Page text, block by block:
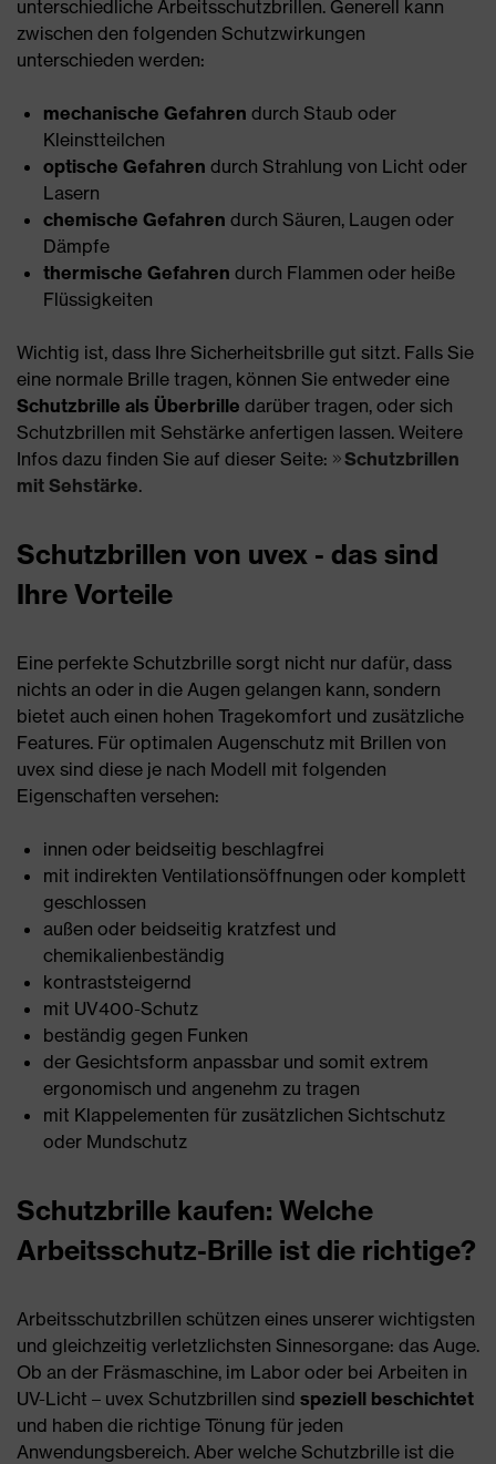
unterschiedliche Arbeitsschutzbrillen. Generell kann
zwischen den folgenden Schutzwirkungen
unterschieden werden:
mechanische Gefahren durch Staub oder
Kleinstteilchen
optische Gefahren durch Strahlung von Licht oder
Lasern
chemische Gefahren durch Säuren, Laugen oder
Dämpfe
thermische Gefahren durch Flammen oder heiße
Flüssigkeiten
Wichtig ist, dass Ihre Sicherheitsbrille gut sitzt. Falls Sie
eine normale Brille tragen, können Sie entweder eine
Schutzbrille als Überbrille darüber tragen, oder sich
Schutzbrillen mit Sehstärke anfertigen lassen. Weitere
Infos dazu finden Sie auf dieser Seite:
Schutzbrillen
mit Sehstärke.
Schutzbrillen von uvex - das sind
Ihre Vorteile
Eine perfekte Schutzbrille sorgt nicht nur dafür, dass
nichts an oder in die Augen gelangen kann, sondern
bietet auch einen hohen Tragekomfort und zusätzliche
Features. Für optimalen Augenschutz mit Brillen von
uvex sind diese je nach Modell mit folgenden
Eigenschaften versehen:
innen oder beidseitig beschlagfrei
mit indirekten Ventilationsöffnungen oder komplett
geschlossen
außen oder beidseitig kratzfest und
chemikalienbeständig
kontraststeigernd
mit UV400-Schutz
beständig gegen Funken
der Gesichtsform anpassbar und somit extrem
ergonomisch und angenehm zu tragen
mit Klappelementen für zusätzlichen Sichtschutz
oder Mundschutz
Schutzbrille kaufen: Welche
Arbeitsschutz-Brille ist die richtige?
Arbeitsschutzbrillen schützen eines unserer wichtigsten
und gleichzeitig verletzlichsten Sinnesorgane: das Auge.
Ob an der Fräsmaschine, im Labor oder bei Arbeiten in
UV-Licht – uvex Schutzbrillen sind speziell beschichtet
und haben die richtige Tönung für jeden
Anwendungsbereich. Aber welche Schutzbrille ist die